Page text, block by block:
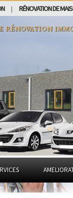
RÉNOVATION DE
rénovation